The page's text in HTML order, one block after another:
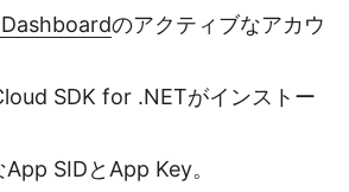
のアクティブなアカウ
SDK for .NETがインストー
SIDとApp Key。